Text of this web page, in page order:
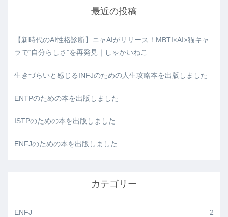
最近の投稿
【新時代のAI性格診断】ニャAIがリリース！MBTI×AI×猫キャ
ラで“自分らしさ”を再発見｜しゃかいねこ
生きづらいと感じるINFJのための人生攻略本を出版しました
ENTPのための本を出版しました
ISTPのための本を出版しました
ENFJのための本を出版しました
カテゴリー
ENFJ 2